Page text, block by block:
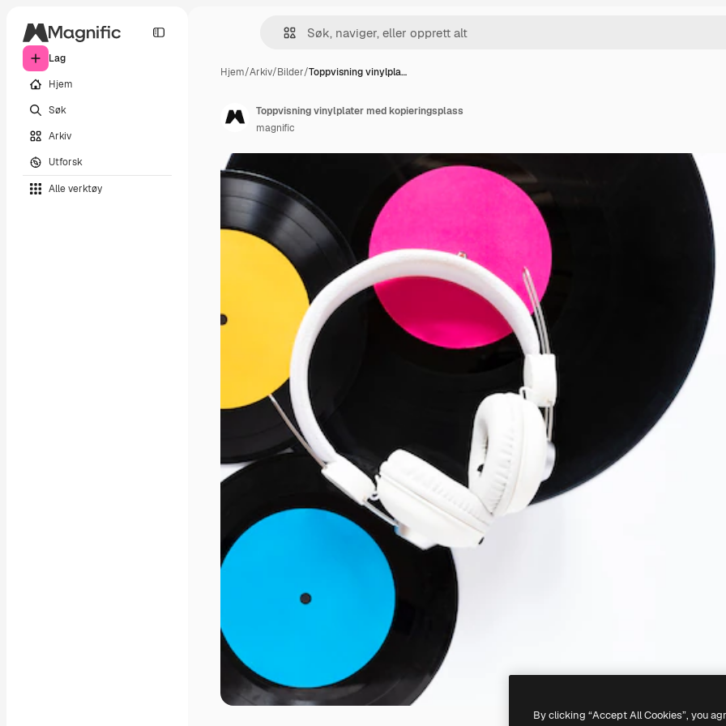
Lag
Hjem
Søk
Arkiv
Utforsk
Alle verktøy
Hjem/Arkiv/Bilder/Toppvisning vinylpla…
Toppvisning vinylplater med kopieringsplass
magnific
By clicking “Accept All Cookies”, you